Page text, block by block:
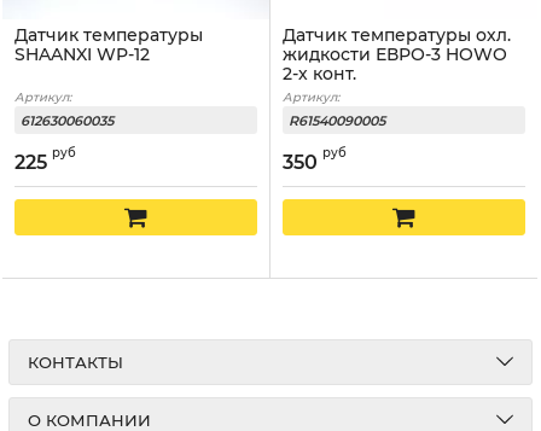
Датчик температуры
SHAANXI WP-12
Артикул:
612630060035
225 руб
Датчик температуры охл.
жидкости ЕВРО-3 HOWO
2-х конт.
Артикул:
R61540090005
350 руб
КОНТАКТЫ
О КОМПАНИИ